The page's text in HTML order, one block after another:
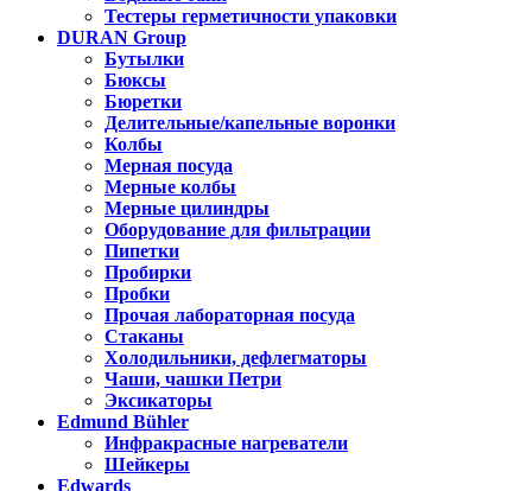
Тестеры герметичности упаковки
DURAN Group
Бутылки
Бюксы
Бюретки
Делительные/капельные воронки
Колбы
Мерная посуда
Мерные колбы
Мерные цилиндры
Оборудование для фильтрации
Пипетки
Пробирки
Пробки
Прочая лабораторная посуда
Стаканы
Холодильники, дефлегматоры
Чаши, чашки Петри
Эксикаторы
Edmund Bühler
Инфракрасные нагреватели
Шейкеры
Edwards